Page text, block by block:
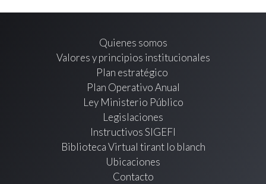
Quienes somos
Valores y principios institucionales
Plan estratégico
Plan Operativo Anual
Ley Ministerio Público
Legislaciones
Instructivos SIGEFI
Biblioteca Virtual tirant lo blanch
Ubicaciones
Contacto